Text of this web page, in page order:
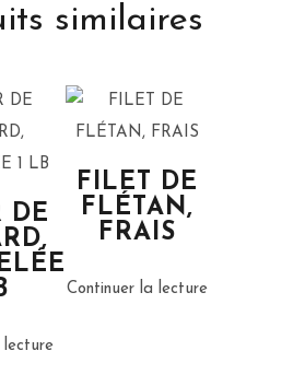
similaires
DE
lecture
FILET DE
FLÉTAN,
FRAIS
Continuer la lecture